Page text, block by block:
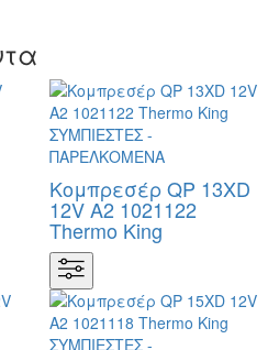
Κομπρεσέρ QP 13XD
12V A2 1021122
Thermo King